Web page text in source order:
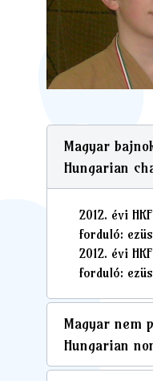
Magyar
Hungarian
2012. évi
forduló:
2012. évi
forduló:
Magyar nem
Hungarian